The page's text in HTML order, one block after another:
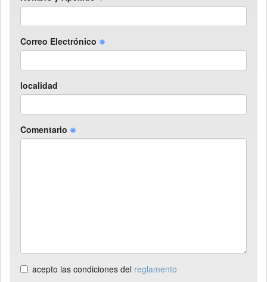
Correo Electrónico
localidad
Comentario
acepto las condiciones del reglamento